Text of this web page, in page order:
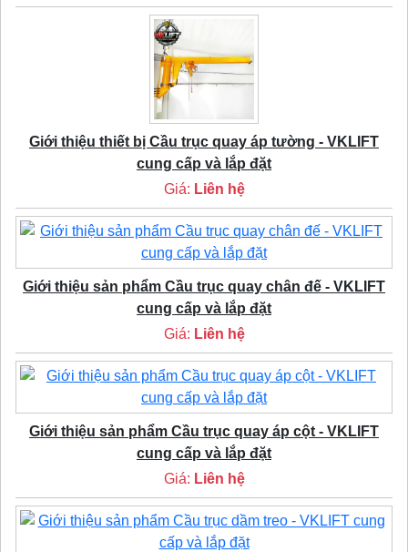
Giới thiệu thiết bị Cầu trục quay áp tường - VKLIFT
cung cấp và lắp đặt
Giá: Liên hệ
Giới thiệu sản phẩm Cầu trục quay chân đế - VKLIFT
cung cấp và lắp đặt
Giá: Liên hệ
Giới thiệu sản phẩm Cầu trục quay áp cột - VKLIFT
cung cấp và lắp đặt
Giá: Liên hệ